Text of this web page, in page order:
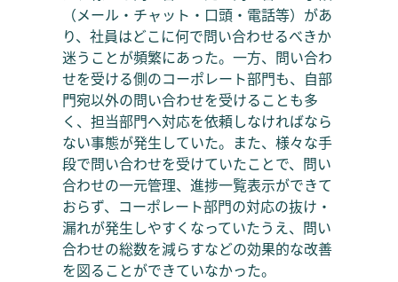
（メール・チャット・口頭・電話等）があ
り、社員はどこに何で問い合わせるべきか
迷うことが頻繁にあった。一方、問い合わ
せを受ける側のコーポレート部門も、自部
門宛以外の問い合わせを受けることも多
く、担当部門へ対応を依頼しなければなら
ない事態が発生していた。また、様々な手
段で問い合わせを受けていたことで、問い
合わせの一元管理、進捗一覧表示ができて
おらず、コーポレート部門の対応の抜け・
漏れが発生しやすくなっていたうえ、問い
合わせの総数を減らすなどの効果的な改善
を図ることができていなかった。